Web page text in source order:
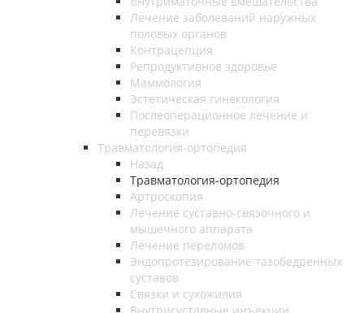
Лечение заболеваний наружных
половых органов
Контрацепция
Репродуктивное здоровье
Маммология
Эстетическая гинекология
Послеоперационное лечение и
перевязки
Травматология-ортопедия
Назад
Травматология-ортопедия
Артроскопия
Лечение суставно-связочного и
мышечного аппарата
Лечение переломов
Эндопротезирование тазобедренных
суставов
Связки и сухожилия